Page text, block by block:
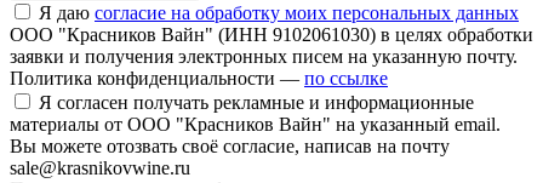
Я даю согласие на обработку моих персональных данных
ООО "Красников Вайн" (ИНН 9102061030) в целях обработки
заявки и получения электронных писем на указанную почту.
Политика конфиденциальности — по ссылке
Я согласен получать рекламные и информационные
материалы от ООО "Красников Вайн" на указанный email.
Вы можете отозвать своё согласие, написав на почту
sale@krasnikovwine.ru